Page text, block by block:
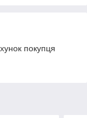
покупця